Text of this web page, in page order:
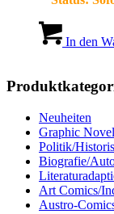
In den
Neuheiten
Graphic
Politik/
Biografie/
Art Comics/
Austro-